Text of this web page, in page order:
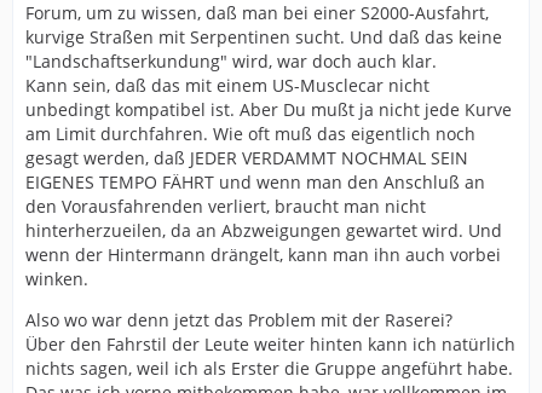
Forum, um zu wissen, daß man bei einer S2000-Ausfahrt,
kurvige Straßen mit Serpentinen sucht. Und daß das keine
"Landschaftserkundung" wird, war doch auch klar.
Kann sein, daß das mit einem US-Musclecar nicht
unbedingt kompatibel ist. Aber Du mußt ja nicht jede Kurve
am Limit durchfahren. Wie oft muß das eigentlich noch
gesagt werden, daß JEDER VERDAMMT NOCHMAL SEIN
EIGENES TEMPO FÄHRT und wenn man den Anschluß an
den Vorausfahrenden verliert, braucht man nicht
hinterherzueilen, da an Abzweigungen gewartet wird. Und
wenn der Hintermann drängelt, kann man ihn auch vorbei
winken.
Also wo war denn jetzt das Problem mit der Raserei?
Über den Fahrstil der Leute weiter hinten kann ich natürlich
nichts sagen, weil ich als Erster die Gruppe angeführt habe.